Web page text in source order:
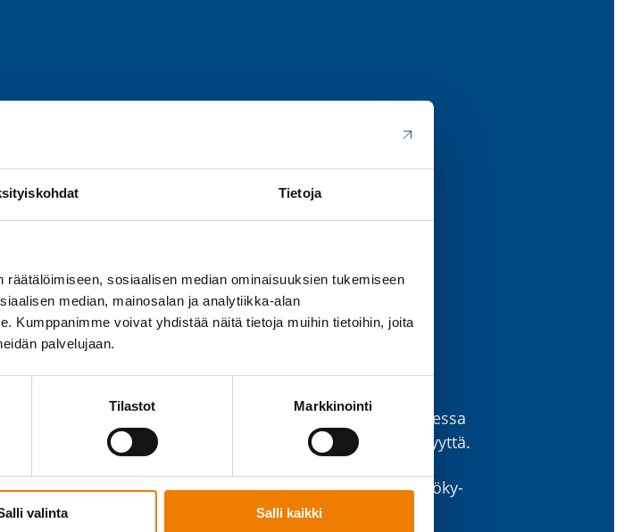
Tietoja
sosiaalisen median ominaisuuksien tukemiseen
median, mainosalan ja analytiikka-alan
Kumppanimme voivat yhdistää näitä tietoja muihin tietoihin, joita
palvelujaan.
Tilastot Markkinointi
valinta Salli kaikki
toimin­ta­mallii
työkykyyn liittyviä haasteita mahdol­li­simman aikai­sessa
pidempiä sairaus­pois­saoloja tai työky­vyt­tö­myyttä.
ja yhteiseen tavoit­teeseen: hyvin­voiva ja työky­